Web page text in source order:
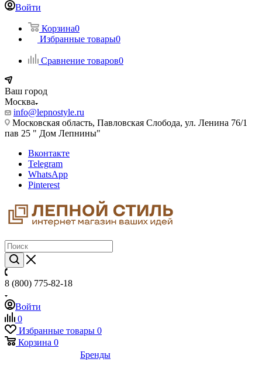
Войти
Корзина0
Избранные товары0
Сравнение товаров0
Ваш город
Москва
info@lepnostyle.ru
Московская область, Павловская Слобода, ул. Ленина 76/1
пав 25 " Дом Лепнины"
Вконтакте
Telegram
WhatsApp
Pinterest
8 (800) 775-82-18
Войти
0
Избранные товары 0
Корзина 0
Бренды